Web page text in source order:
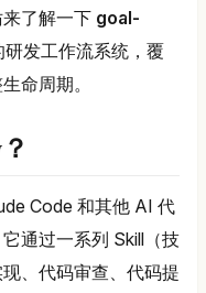
了解一下 goal-
发工作流系统，覆
命周期。
Code 和其他 AI 代
通过一系列 Skill（技
、代码审查、代码提